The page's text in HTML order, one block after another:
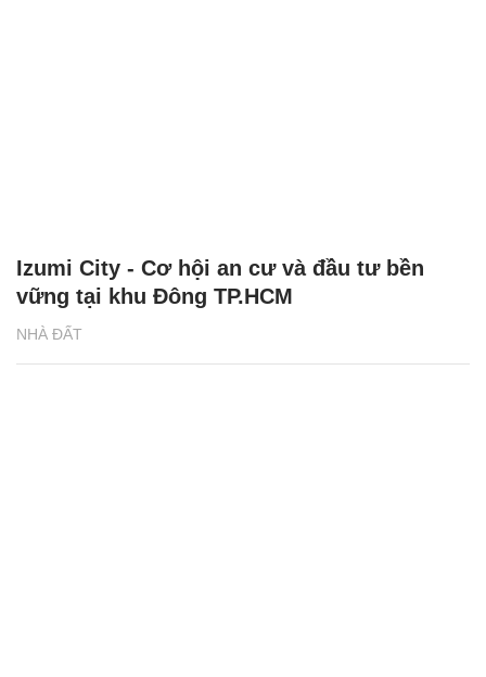
NHÀ ĐẤT
Izumi City - Cơ hội an cư và đầu tư bền
vững tại khu Đông TP.HCM